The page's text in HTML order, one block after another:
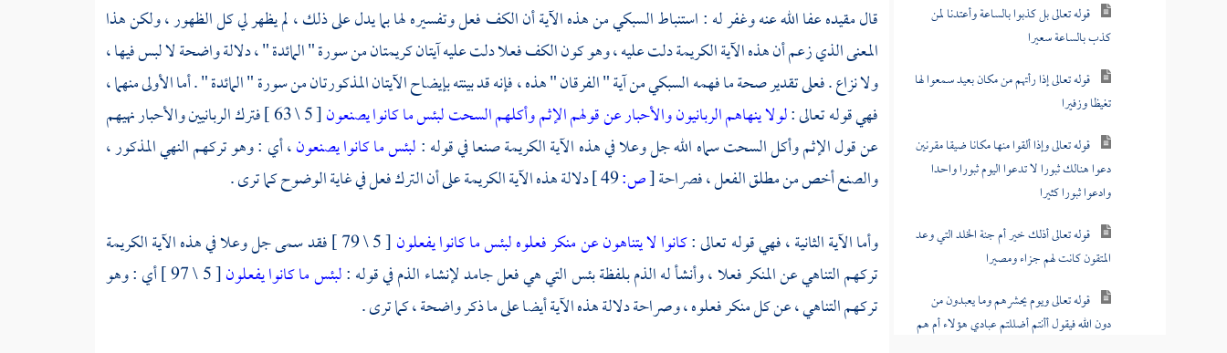
قوله تعالى بل كذبوا بالساعة وأعتدنا لمن
كذب بالساعة سعيرا
قوله تعالى إذا رأتهم من مكان بعيد سمعوا لها
تغيظا وزفيرا
قوله تعالى وإذا ألقوا منها مكانا ضيقا مقرنين
دعوا هنالك ثبورا لا تدعوا اليوم ثبورا واحدا
وادعوا ثبورا كثيرا
قوله تعالى أذلك خير أم جنة الخلد التي وعد
المتقون كانت لهم جزاء ومصيرا
قوله تعالى ويوم يحشرهم وما يعبدون من
دون الله فيقول أأنتم أضللتم عبادي هؤلاء أم هم
قال مقيده عفا الله عنه وغفر له : استنباطالسبكيمن هذه الآية أن الكف فعل وتفسيره لها بما يدل على ذلك ، لم يظهر لي كل الظهور ، ولكن هذا
المعنى الذي زعم أن هذه الآية الكريمة دلت عليه ، وهو كون الكف فعلا دلت عليه آيتان كريمتان من سورة " المائدة " ، دلالة واضحة لا لبس فيها ،
ولا نزاع . فعلى تقدير صحة ما فهمهالسبكيمن آية " الفرقان " هذه ، فإنه قد بينته بإيضاح الآيتان المذكورتان من سورة " المائدة " . أما الأولى منهما ،
فهي قوله تعالى :لولا ينهاهم الربانيون والأحبار عن قولهم الإثم وأكلهم السحت لبئس ما كانوا يصنعون
[ 5 \ 63 ] فترك الربانيين والأحبار نهيهم
عن قول الإثم وأكل السحت سماه الله جل وعلا في هذه الآية الكريمة صنعا في قوله :لبئس ما كانوا يصنعون، أي : وهو تركهم النهي المذكور ،
والصنع أخص من مطلق الفعل ، فصراحة[ص:
دلالة هذه الآية الكريمة على أن الترك فعل في غاية الوضوح كما ترى .
وأما الآية الثانية ، فهي قوله تعالى :كانوا لا يتناهون عن منكر فعلوه لبئس ما كانوا يفعلون
[ 5 \ 79 ] فقد سمى جل وعلا في هذه الآية الكريمة
تركهم التناهي عن المنكر فعلا ، وأنشأ له الذم بلفظة بئس التي هي فعل جامد لإنشاء الذم في قوله :لبئس ما كانوا يفعلون
[ 5 \ 97 ] أي : وهو
تركهم التناهي ، عن كل منكر فعلوه ، وصراحة دلالة هذه الآية أيضا على ما ذكر واضحة ، كما ترى .